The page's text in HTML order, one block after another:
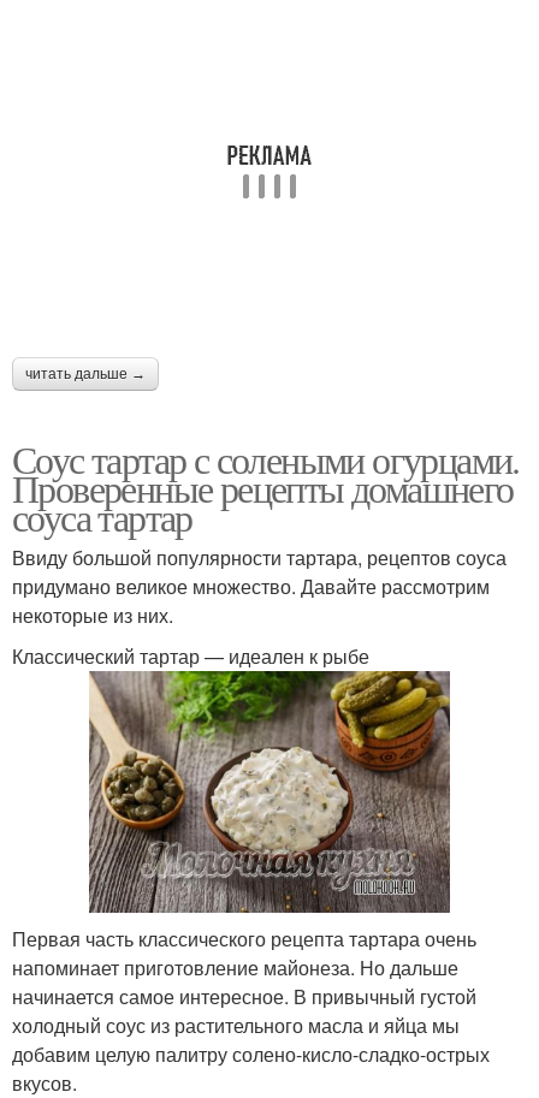
читать дальше →
Соус тартар с солеными огурцами.
Проверенные рецепты домашнего
соуса тартар
Ввиду большой популярности тартара, рецептов соуса
придумано великое множество. Давайте рассмотрим
некоторые из них.
Классический тартар — идеален к рыбе
Первая часть классического рецепта тартара очень
напоминает приготовление майонеза. Но дальше
начинается самое интересное. В привычный густой
холодный соус из растительного масла и яйца мы
добавим целую палитру солено-кисло-сладко-острых
вкусов.